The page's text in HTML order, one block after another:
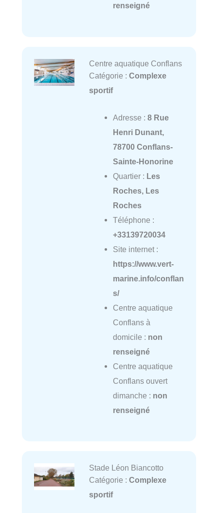
renseigné
Centre aquatique Conflans
Catégorie : Complexe
sportif
Adresse : 8 Rue
Henri Dunant,
78700 Conflans-
Sainte-Honorine
Quartier : Les
Roches, Les
Roches
Téléphone :
+33139720034
Site internet :
https://www.vert-
marine.info/conflan
s/
Centre aquatique
Conflans à
domicile : non
renseigné
Centre aquatique
Conflans ouvert
dimanche : non
renseigné
Stade Léon Biancotto
Catégorie : Complexe
sportif